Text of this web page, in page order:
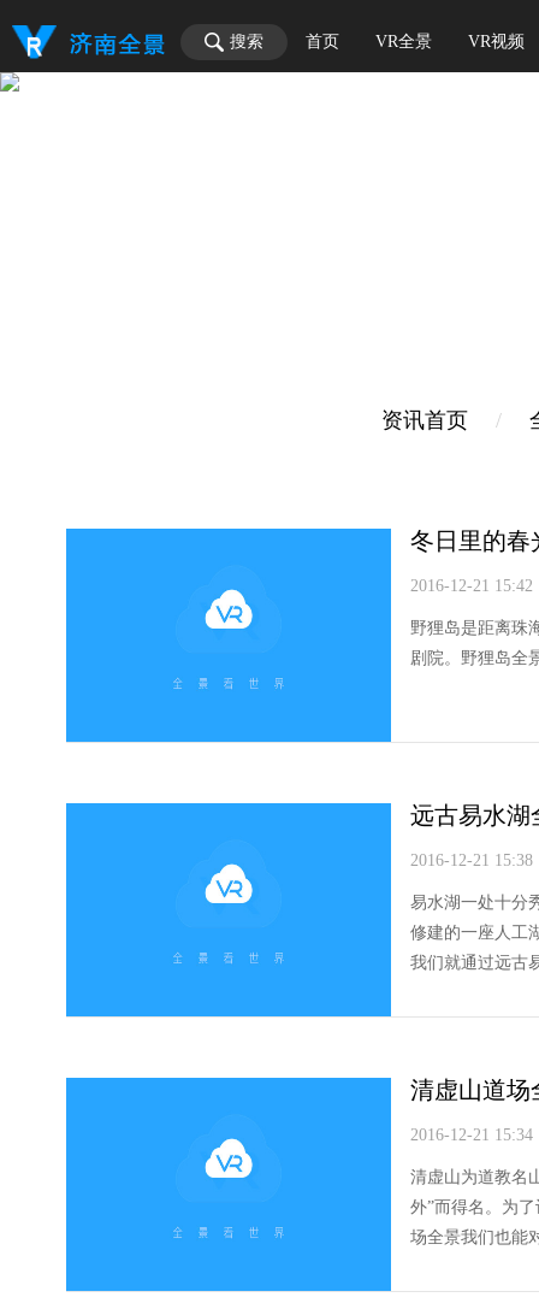
搜索 首页 VR全景 VR视频
资讯首页 /
冬日里的春
2016-12-21 15:42
野狸岛是距离珠
剧院。野狸岛全
远古易水湖
2016-12-21 15:38
易水湖一处十分
修建的一座人工
我们就通过远古
清虚山道场
2016-12-21 15:34
清虚山为道教名
外”而得名。为
场全景我们也能